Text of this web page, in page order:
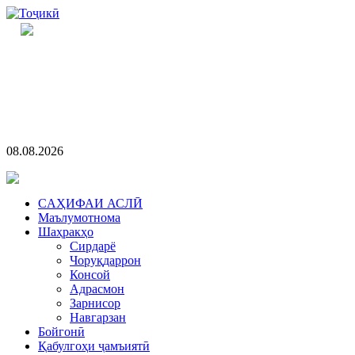
08.08.2026
CАҲИФАИ АСЛӢ
Маълумотнома
Шаҳракҳо
Сирдарё
Чоруқдаррон
Консой
Адрасмон
Зарнисор
Навгарзан
Бойгонӣ
Қабулгоҳи ҷамъиятӣ